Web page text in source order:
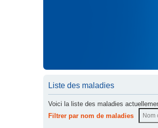
Liste des maladies
Voici la liste des maladies
Filtrer par nom de maladies